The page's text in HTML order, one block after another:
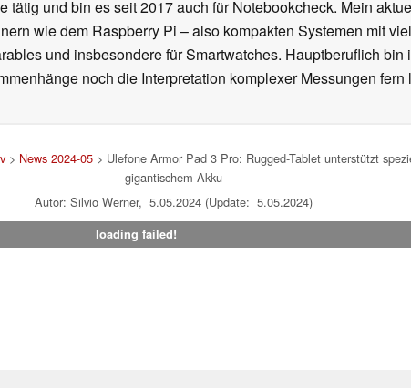
tätig und bin es seit 2017 auch für Notebookcheck. Mein
wie dem Raspberry Pi – also kompakten Systemen mit
und insbesondere für Smartwatches. Hauptberuflich
noch die Interpretation komplexer Messungen fern
> News 2024-05> Ulefone Armor Pad 3 Pro: Rugged-Tablet unterstützt
gigantischem Akku
Autor: Silvio Werner, 5.05.2024 (Update: 5.05.2024)
loading failed!